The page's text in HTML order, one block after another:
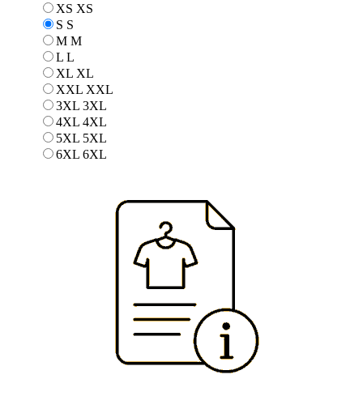
XS XS
S S
M M
L L
XL XL
XXL XXL
3XL 3XL
4XL 4XL
5XL 5XL
6XL 6XL